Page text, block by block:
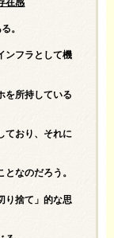
在感
。
ンフラとして機
を所持している
ており、それに
なのだろう。
り捨て」的な思